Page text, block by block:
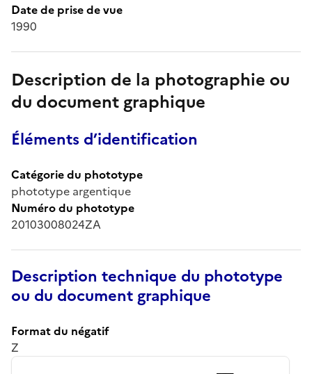
Date de prise de vue
1990
Description de la photographie ou
du document graphique
Éléments d’identification
Catégorie du phototype
phototype argentique
Numéro du phototype
20103008024ZA
Description technique du phototype
ou du document graphique
Format du négatif
Z